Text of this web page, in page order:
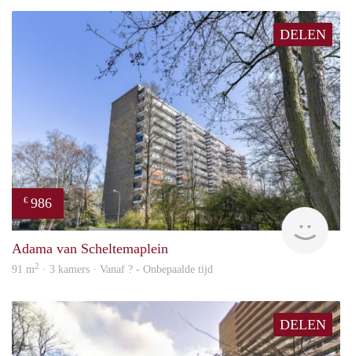
DELEN
€ 986
Adama van Scheltemaplein
91 m2 · 3 kamers · Vanaf ? - Onbepaalde tijd
DELEN